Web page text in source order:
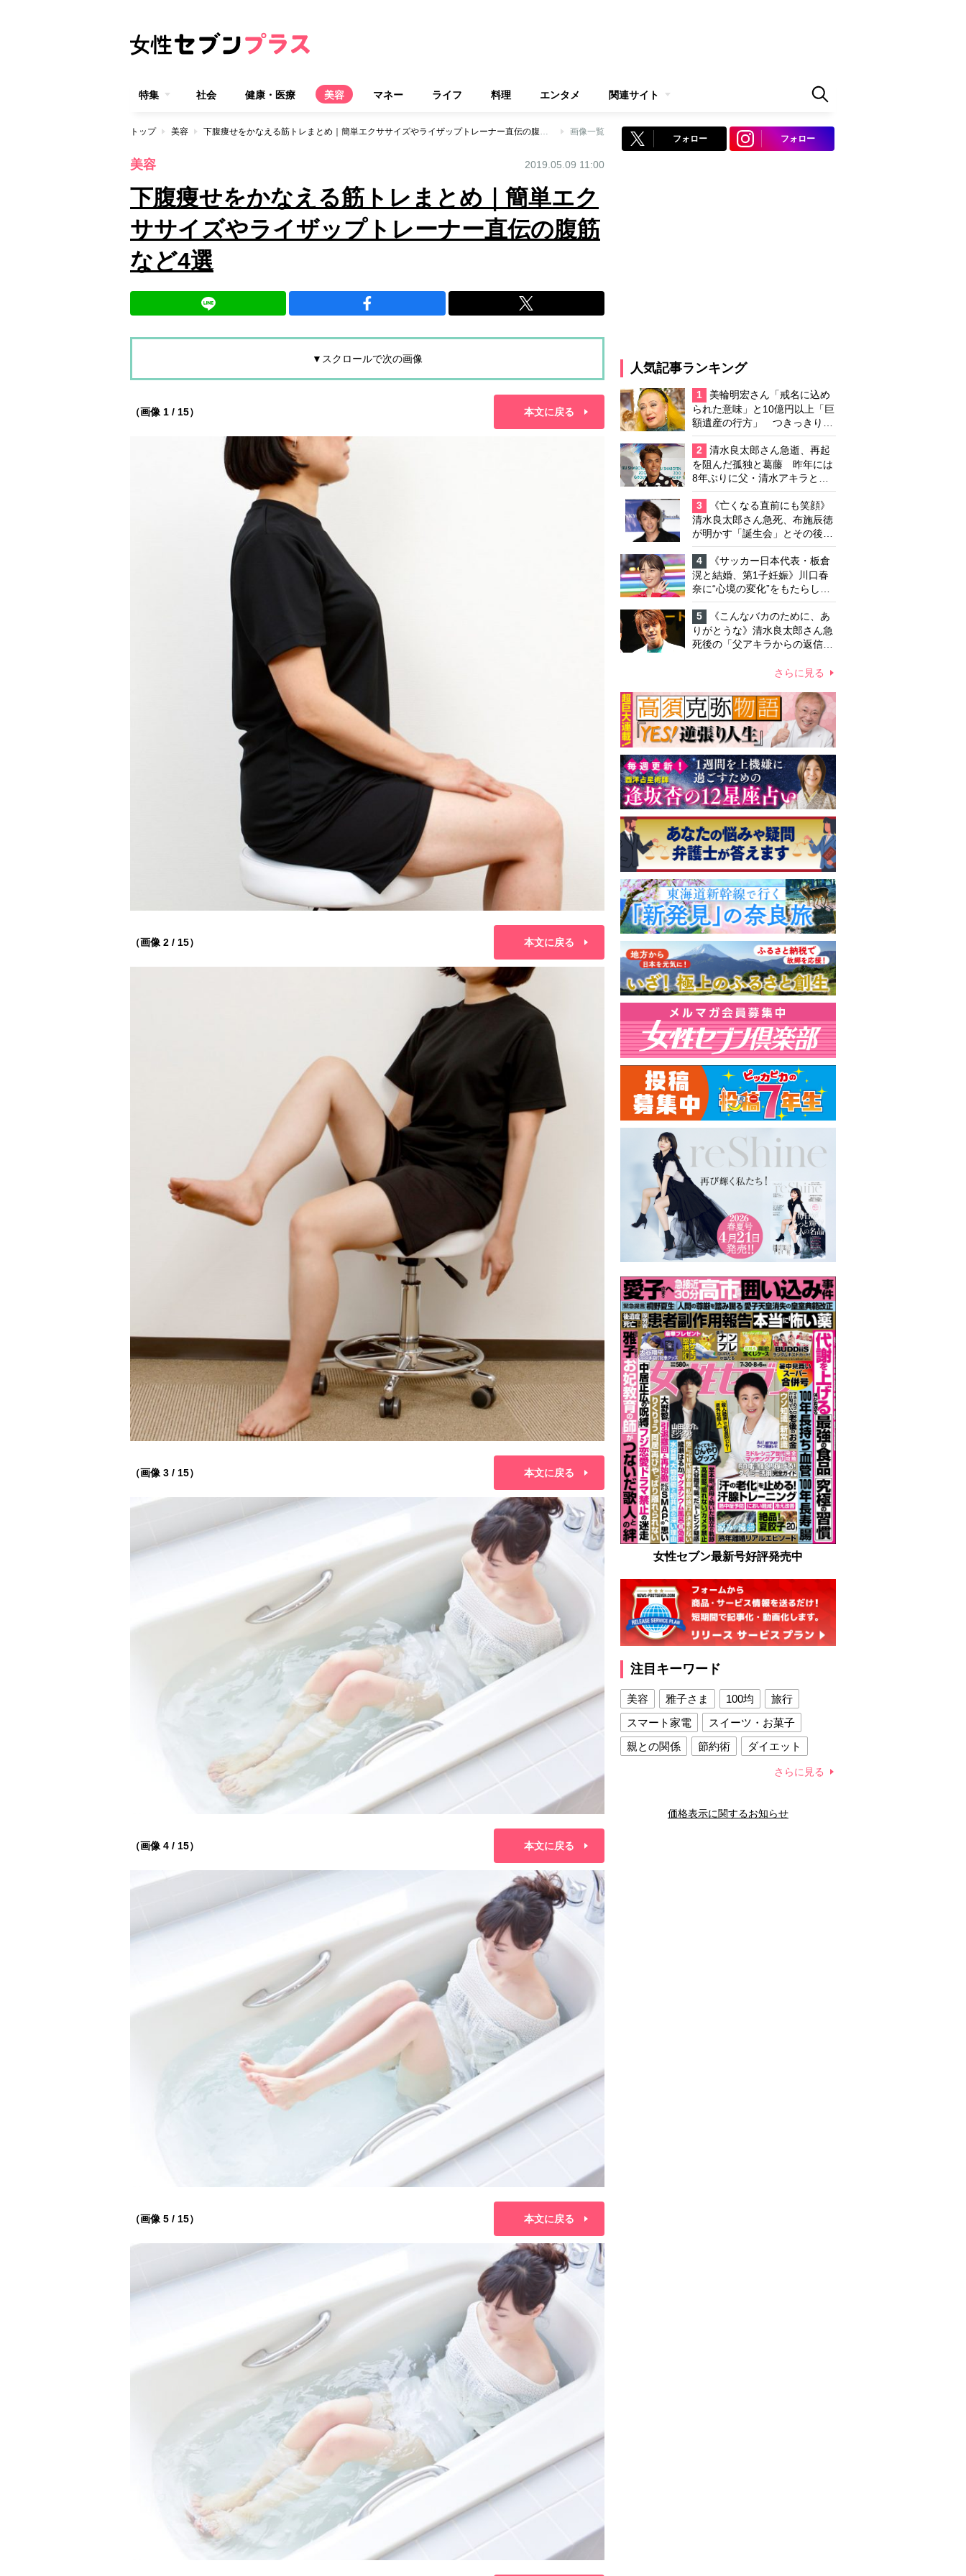
特集 社会 健康・医療 美容 マネー ライフ 料理 エンタメ 関連サイト
トップ 美容 下腹痩せをかなえる筋トレまとめ｜簡単エクササイズやライザップトレーナー直伝の腹筋など4選 画像一覧
美容 2019.05.09 11:00
下腹痩せをかなえる筋トレまとめ｜簡単エク
ササイズやライザップトレーナー直伝の腹筋
など4選
▼スクロールで次の画像
（画像 1 / 15） 本文に戻る
（画像 2 / 15） 本文に戻る
（画像 3 / 15） 本文に戻る
（画像 4 / 15） 本文に戻る
（画像 5 / 15） 本文に戻る
フォロー フォロー
人気記事ランキング
1
美輪明宏さん「戒名に込め
られた意味」と10億円以上「巨
額遺産の行方」 つきっきりで
私生活をサポートしていた元俳
優が相続か
2
清水良太郎さん急逝、再起
を阻んだ孤独と葛藤 昨年には
8年ぶりに父・清水アキラと共
演、本格的な活動再開に向かっ
ていたが…周囲が懸念していた
「不安定なところ」
3
《亡くなる直前にも笑顔》
清水良太郎さん急死、布施辰徳
が明かす「誕生会」とその後の
メッセージ
4
《サッカー日本代表・板倉
滉と結婚、第1子妊娠》川口春
奈に“心境の変化”をもたらした
主演映画『ママせか』 身を削
って「がんに蝕まれる母」を演
じた壮絶な撮影現場
5
《こんなバカのために、あ
りがとうな》清水良太郎さん急
死後の「父アキラからの返信」
さらに見る
女性セブン最新号好評発売中
注目キーワード
美容 雅子さま 100均
旅行
スマート家電
スイーツ・お菓子
親との関係
節約術
ダイエット
夫との関係
新津春子 どか食い
さらに見る
価格表示に関するお知らせ